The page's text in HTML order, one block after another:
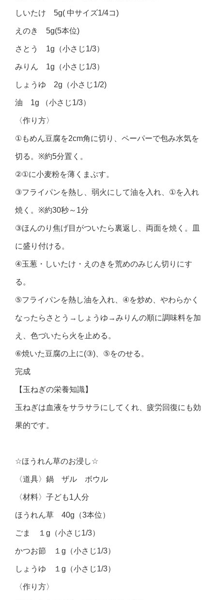
しいたけ5g( 中サイズ1/4コ )
えのき5g(5本位)
さとう 1g （小さじ1/3）
みりん 1g （小さじ1/3）
しょうゆ2g （小さじ1/2)
油 1g （小さじ1/3）
〈作り方〉
①もめん豆腐を2cm角に切り、ペーパーで包み水気を
切る。 ※約5分置く。
②①に小麦粉を薄くまぶす。
③フライパンを熱し、弱火にして油を入れ、 ①を入れ
焼く。 ※約30秒～ 1分
③ほんのり焦げ目がついたら裏返し、両面を焼く。皿
に盛り付ける。
④玉葱・しいたけ・えのきを荒めのみじん切りにす
る。
⑤フライパンを熱し油を入れ、 ④を炒め、やわらかく
なったらさとう → しょうゆ →みりんの順に調味料を加
え、色づいたら火を止める。
⑥焼いた豆腐の上に(③)、 ⑤をのせる。
完成
【玉ねぎの栄養知識】
玉ねぎは血液をサラサラにしてくれ、疲労回復にも効
果的です。
☆ほうれん草のお浸し☆
〈道具〉鍋 ザル ボウル
〈材料〉子ども1人分
ほうれん草40g （3本位）
ごま １g （小さじ1/3）
かつお節 １g （小さじ1/3）
しょうゆ １g （小さじ1/3）
〈作り方〉